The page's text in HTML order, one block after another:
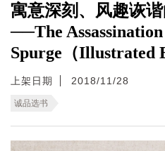
寓意深刻、风趣诙
──The
Spurge（Illustrated
上架日期 2018/11/28
诚品选书